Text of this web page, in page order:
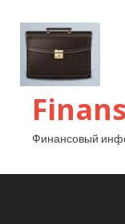
Финансовый